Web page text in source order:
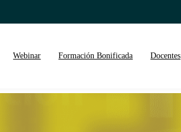
Webinar Formación Bonificada Docentes